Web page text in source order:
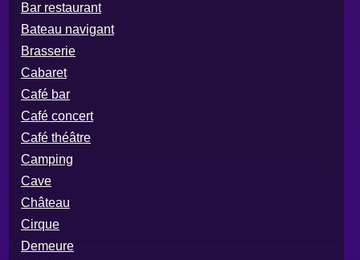
Bar restaurant
Bateau navigant
Brasserie
Cabaret
Café bar
Café concert
Café théâtre
Camping
Cave
Château
Cirque
Demeure